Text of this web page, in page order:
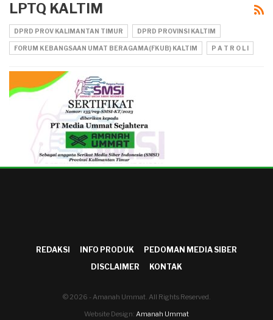
LPTQ KALTIM
DPRD PROV KALIMANTAN TIMUR DPRD PROVINSI KALTIM
FORUM KEBANGSAAN UMAT BERAGAMA(FKUB) KALTIM P A T R O L I
REDAKSI INFO PRODUK
PEDOMAN MEDIA SIBER
DISCLAIMER
KONTAK
© 2026 - Amanah Ummat. All Rights Reserved.
Website Design: Amanah Ummat